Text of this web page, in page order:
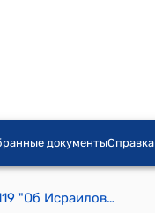
документыСправка
Распоряжение Премьер-министра КР от 2 апреля 2013 года № 119 "Об Исраилове А.А."